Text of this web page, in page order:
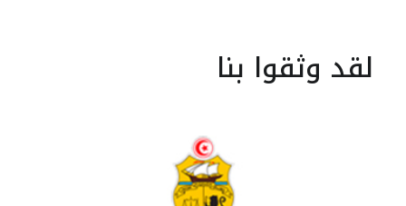
لقد وثقوا بنا